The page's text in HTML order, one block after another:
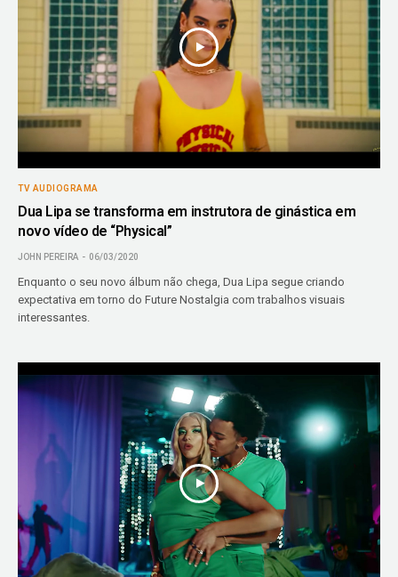
TV AUDIOGRAMA
Dua Lipa se transforma em instrutora de ginástica em
novo vídeo de “Physical”
JOHN PEREIRA 06/03/2020
Enquanto o seu novo álbum não chega, Dua Lipa segue criando
expectativa em torno do Future Nostalgia com trabalhos visuais
interessantes.